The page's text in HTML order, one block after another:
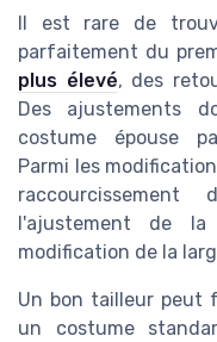
Il est rare de
parfaitement du
plus élevé, des
Des ajustements
costume épouse
Parmi les
l'ajustement de
modification de la
Un bon tailleur peut
un costume